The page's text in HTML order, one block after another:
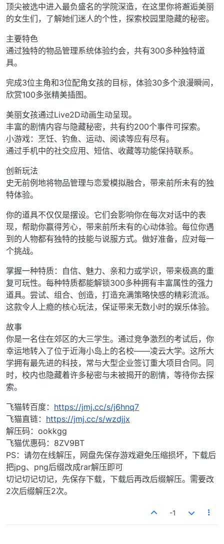
顶尖被选中进入最负盛名的学院深造，在这里你将邂逅美丽
的女生们，了解她们迷人的个性，探索校园里隐藏的秘密。
主要特色
通过独特的物品管理系统体验约会，共有300多种独特道
具。
完成3位主角和3位配角女孩的目标，体验30多个浪漫瞬间，
欣赏100多张精美插图。
美丽女孩通过Live2D动画生动呈现。
丰富的剧情内容与隐藏秘密，共有约200个事件可探索。
小游戏：烹饪、钓鱼、运动、阅读等应有尽有。
通过手机中的社交应用、短信、收藏等功能保持联系。
创新玩法
史无前例地将物品管理与恋爱模拟融合，带来前所未有的独
特体验。
你的道具不仅仅是摆设。它们会影响你在每次对话中的表
现，帮助你赢得芳心，带来前所未有的心动体验。每位你遇
到的人物都有独特的技能与说服方式。做好准备，应对每一
个挑战。
掌握一种特质：自信、魅力、亲和力或学识，带来极高的重
复可玩性。每种特质都能解锁300多种拥有丰富属性的强力
道具。尝试、组合、创造，打造充满策略快感的精彩流派。
这款令人上瘾的核心玩法，保证带来无数小时的娱乐体验。
故事
你是一名住在郊区的大三学生。通过竞争激烈的考试后，你
幸运地转入了位于近海小岛上的名校——凌云大学。这所大
学拥有最先进的科技，常与大型企业签订重大项目合同。同
时，校内也隐藏着许多秘密与未被揭开的剧情，等待你去探
索。
飞猫转百度： https://jmj.cc/s/j6hnq7
飞猫直链： https://jmj.cc/s/wzdjjx
解压码：ookkgg
飞猫优惠码：8ZV9BT
PS：请勿在线解压，网盘先保存游戏避免压缩损坏，下载后
把jpg、png后缀改成rar解压即可
切记切记切记，先保存下载，下载后再改后缀解压。需要改
2次后缀解压2次。
-1